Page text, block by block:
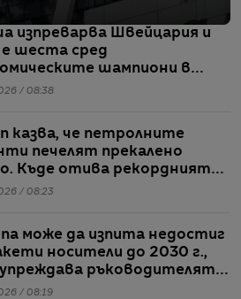
изпреварва Швейцария и
е шеста сред
шампиони в
/ 08:38
казва, че петролните
печелят прекалено
Къде отива рекордният
/ 08:23
може да изпита недостиг
носители до 2030 г.,
ръководителят
/ 08:19